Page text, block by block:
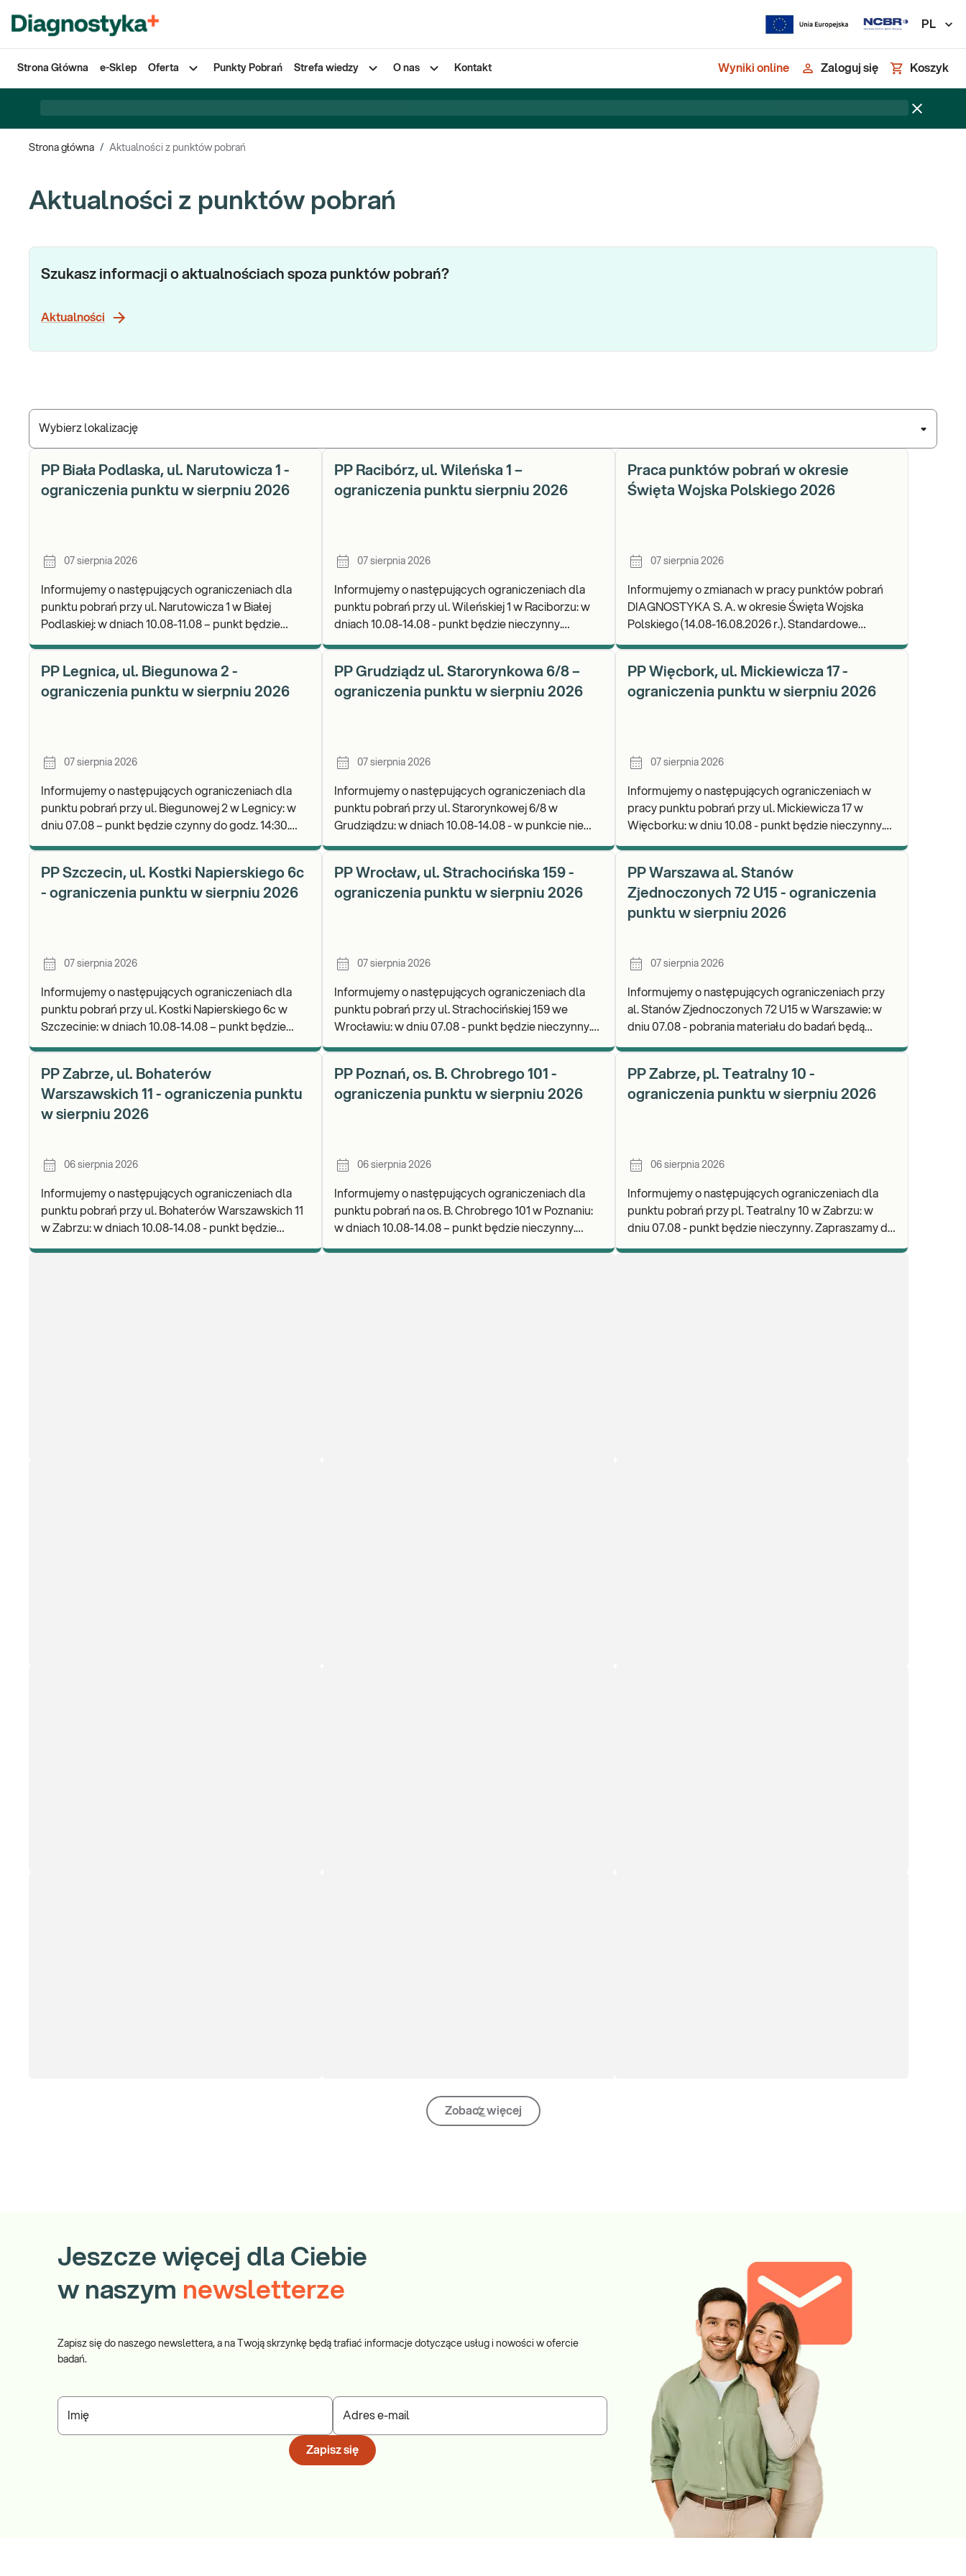
PL
Strona Główna e-Sklep Oferta Punkty Pobrań Strefa wiedzy O nas Kontakt Wyniki online Zaloguj się Koszyk
Strona główna / Aktualności z punktów pobrań
Aktualności z punktów pobrań
Wybierz lokalizację
Szukasz informacji o aktualnościach spoza punktów pobrań?
Aktualności
PP Biała Podlaska, ul. Narutowicza 1 -
ograniczenia punktu w sierpniu 2026
07 sierpnia 2026
Informujemy o następujących ograniczeniach dla
punktu pobrań przy ul. Narutowicza 1 w Białej
Podlaskiej: w dniach 10.08-11.08 – punkt będzie
PP Racibórz, ul. Wileńska 1 –
ograniczenia punktu sierpniu 2026
07 sierpnia 2026
Informujemy o następujących ograniczeniach dla
punktu pobrań przy ul. Wileńskiej 1 w Raciborzu: w
dniach 10.08-14.08 - punkt będzie nieczynny.
Praca punktów pobrań w okresie
Święta Wojska Polskiego 2026
07 sierpnia 2026
Informujemy o zmianach w pracy punktów pobrań
DIAGNOSTYKA S. A. w okresie Święta Wojska
Polskiego (14.08-16.08.2026 r.). Standardowe
PP Legnica, ul. Biegunowa 2 -
ograniczenia punktu w sierpniu 2026
07 sierpnia 2026
Informujemy o następujących ograniczeniach dla
punktu pobrań przy ul. Biegunowej 2 w Legnicy: w
dniu 07.08 – punkt będzie czynny do godz. 14:30.
PP Grudziądz ul. Starorynkowa 6/8 –
ograniczenia punktu w sierpniu 2026
07 sierpnia 2026
Informujemy o następujących ograniczeniach dla
punktu pobrań przy ul. Starorynkowej 6/8 w
Grudziądzu: w dniach 10.08-14.08 - w punkcie nie
PP Więcbork, ul. Mickiewicza 17 -
ograniczenia punktu w sierpniu 2026
07 sierpnia 2026
Informujemy o następujących ograniczeniach w
pracy punktu pobrań przy ul. Mickiewicza 17 w
Więcborku: w dniu 10.08 - punkt będzie nieczynny.
PP Szczecin, ul. Kostki Napierskiego 6c
- ograniczenia punktu w sierpniu 2026
07 sierpnia 2026
Informujemy o następujących ograniczeniach dla
punktu pobrań przy ul. Kostki Napierskiego 6c w
Szczecinie: w dniach 10.08-14.08 – punkt będzie
PP Wrocław, ul. Strachocińska 159 -
ograniczenia punktu w sierpniu 2026
07 sierpnia 2026
Informujemy o następujących ograniczeniach dla
punktu pobrań przy ul. Strachocińskiej 159 we
Wrocławiu: w dniu 07.08 - punkt będzie nieczynny.
PP Warszawa al. Stanów
Zjednoczonych 72 U15 - ograniczenia
punktu w sierpniu 2026
07 sierpnia 2026
Informujemy o następujących ograniczeniach przy
al. Stanów Zjednoczonych 72 U15 w Warszawie: w
dniu 07.08 - pobrania materiału do badań będą
PP Zabrze, ul. Bohaterów
Warszawskich 11 - ograniczenia punktu
w sierpniu 2026
06 sierpnia 2026
Informujemy o następujących ograniczeniach dla
punktu pobrań przy ul. Bohaterów Warszawskich 11
w Zabrzu: w dniach 10.08-14.08 - punkt będzie
PP Poznań, os. B. Chrobrego 101 -
ograniczenia punktu w sierpniu 2026
06 sierpnia 2026
Informujemy o następujących ograniczeniach dla
punktu pobrań na os. B. Chrobrego 101 w Poznaniu:
w dniach 10.08-14.08 – punkt będzie nieczynny.
PP Zabrze, pl. Teatralny 10 -
ograniczenia punktu w sierpniu 2026
06 sierpnia 2026
Informujemy o następujących ograniczeniach dla
punktu pobrań przy pl. Teatralny 10 w Zabrzu: w
dniu 07.08 - punkt będzie nieczynny. Zapraszamy do
Zobacz więcej
Jeszcze więcej dla Ciebie
w naszym newsletterze
Zapisz się do naszego newslettera, a na Twoją skrzynkę będą trafiać informacje dotyczące usług i nowości w ofercie
badań.
Imię Adres e-mail
Zapisz się